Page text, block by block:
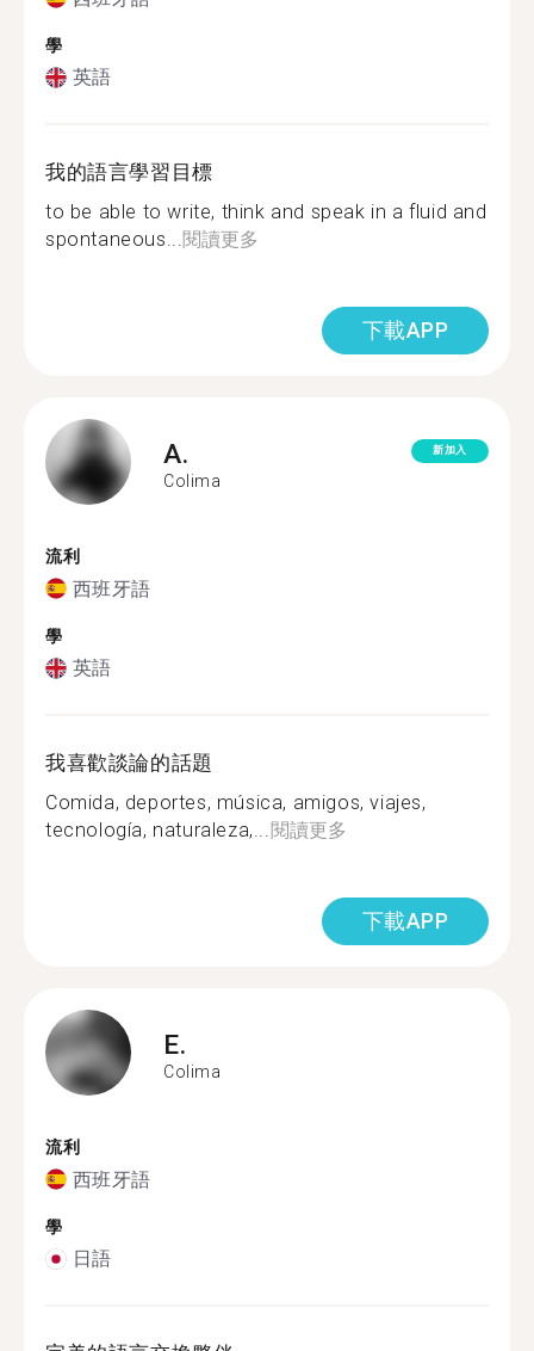
學
英語
我的語言學習目標
to be able to write, think and speak in a fluid and
spontaneous...閱讀更多
下載APP
A.
Colima
新加入
流利
西班牙語
學
英語
我喜歡談論的話題
Comida, deportes, música, amigos, viajes,
tecnología, naturaleza,...閱讀更多
下載APP
E.
Colima
流利
西班牙語
學
日語